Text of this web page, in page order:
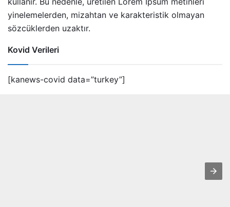
yinelemelerden, mizahtan ve karakteristik olmayan
sözcüklerden uzaktır.
Kovid Verileri
[kanews-covid data=”turkey”]